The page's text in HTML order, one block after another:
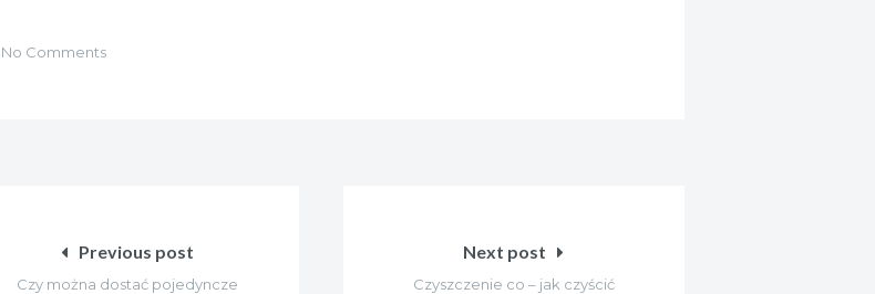
No Comments
Previous post
Czy można dostać pojedyncze
Next post
Czyszczenie co – jak czyścić